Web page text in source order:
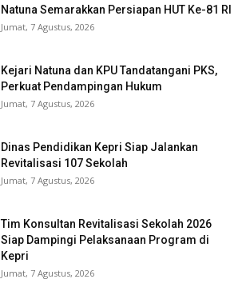
Natuna Semarakkan Persiapan HUT Ke-81 RI
Jumat, 7 Agustus, 2026
Kejari Natuna dan KPU Tandatangani PKS,
Perkuat Pendampingan Hukum
Jumat, 7 Agustus, 2026
Dinas Pendidikan Kepri Siap Jalankan
Revitalisasi 107 Sekolah
Jumat, 7 Agustus, 2026
Tim Konsultan Revitalisasi Sekolah 2026
Siap Dampingi Pelaksanaan Program di
Kepri
Jumat, 7 Agustus, 2026